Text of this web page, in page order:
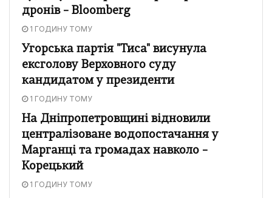
дронів – Bloomberg
1 ГОДИНУ ТОМУ
Угорська партія "Тиса" висунула
ексголову Верховного суду
кандидатом у президенти
1 ГОДИНУ ТОМУ
На Дніпропетровщині відновили
централізоване водопостачання у
Марганці та громадах навколо –
Корецький
1 ГОДИНУ ТОМУ